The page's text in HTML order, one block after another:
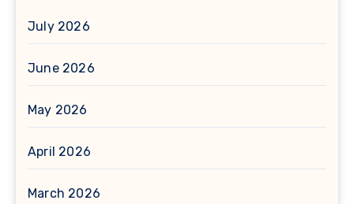
July 2026
June 2026
May 2026
April 2026
March 2026